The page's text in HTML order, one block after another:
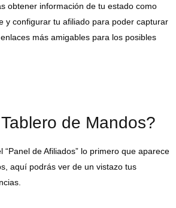
obtener información de tu estado como
y configurar tu afiliado para poder capturar
más amigables para los posibles
de Mandos?
“Panel de Afiliados” lo primero que aparece
aquí podrás ver de un vistazo tus